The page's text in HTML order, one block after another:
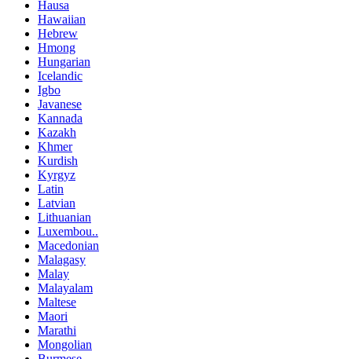
Hausa
Hawaiian
Hebrew
Hmong
Hungarian
Icelandic
Igbo
Javanese
Kannada
Kazakh
Khmer
Kurdish
Kyrgyz
Latin
Latvian
Lithuanian
Luxembou..
Macedonian
Malagasy
Malay
Malayalam
Maltese
Maori
Marathi
Mongolian